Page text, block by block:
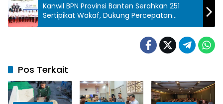
Kanwil BPN Provinsi Banten Serahkan 251
Sertipikat Wakaf, Dukung Percepatan
Sertipikasi Tanah Wakaf Nasional
Pos Terkait